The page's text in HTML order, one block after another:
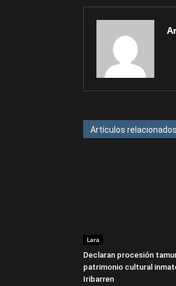
Artículos relacionados
Lara
Declaran procesión
patrimonio cultural
Iribarren